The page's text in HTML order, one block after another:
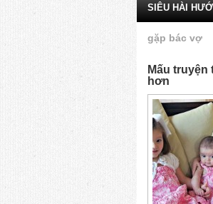
SIÊU HÀI
gặp bác vợ
Mấu
hơn